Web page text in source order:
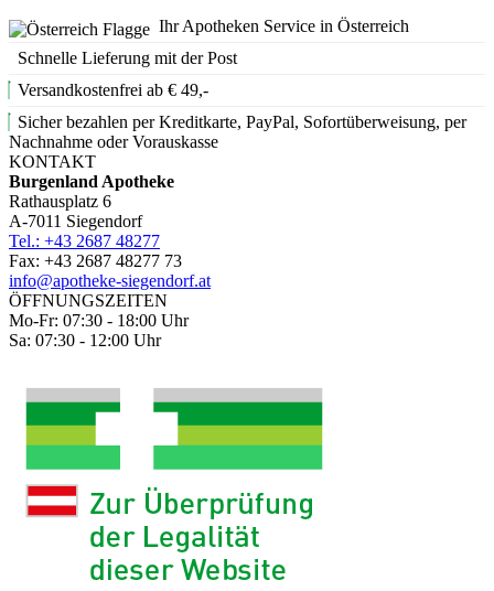
Ihr Apotheken Service in Österreich
Schnelle Lieferung mit der Post
Versandkostenfrei ab € 49,-
Sicher bezahlen per Kreditkarte, PayPal, Sofortüberweisung, per
Nachnahme oder Vorauskasse
KONTAKT
Burgenland Apotheke
Rathausplatz 6
A-7011 Siegendorf
Tel.: +43 2687 48277
Fax: +43 2687 48277 73
info@apotheke-siegendorf.at
ÖFFNUNGSZEITEN
Mo-Fr: 07:30 - 18:00 Uhr
Sa: 07:30 - 12:00 Uhr